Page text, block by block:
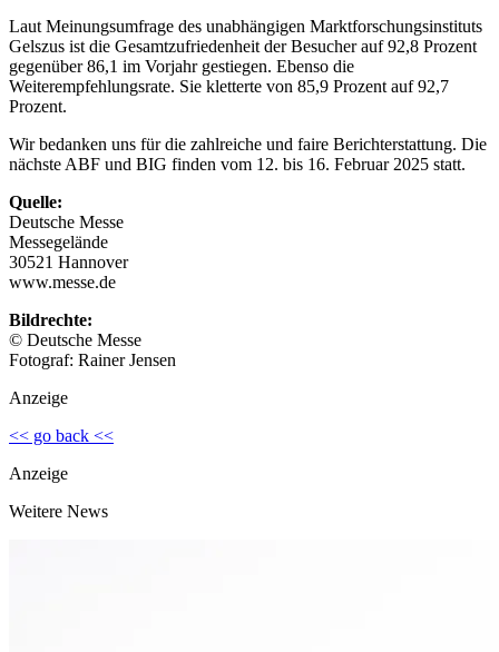
Laut Meinungsumfrage des unabhängigen Marktforschungsinstituts
Gelszus ist die Gesamtzufriedenheit der Besucher auf 92,8 Prozent
gegenüber 86,1 im Vorjahr gestiegen. Ebenso die
Weiterempfehlungsrate. Sie kletterte von 85,9 Prozent auf 92,7
Prozent.
Wir bedanken uns für die zahlreiche und faire Berichterstattung. Die
nächste ABF und BIG finden vom 12. bis 16. Februar 2025 statt.
Quelle:
Deutsche Messe
Messegelände
30521 Hannover
www.messe.de
Bildrechte:
© Deutsche Messe
Fotograf: Rainer Jensen
Anzeige
<< go back <<
Anzeige
Weitere News